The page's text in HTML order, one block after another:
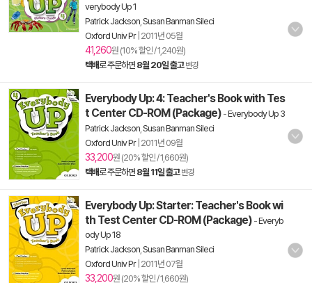
verybody Up 1
Patrick Jackson Susan Banman Sileci
Oxford Univ Pr| 2011년 05월
41,260원 (10% 할인 / 1,240원)
택배로 주문하면 8월 20일 출고 변경
Everybody Up: 4: Teacher's Book with Tes
t Center CD-ROM (Package) -Everybody Up 3
Patrick Jackson Susan Banman Sileci
Oxford Univ Pr| 2011년 09월
33,200원 (20% 할인 / 1,660원)
택배로 주문하면 8월 11일 출고 변경
Everybody Up: Starter: Teacher's Book wi
th Test Center CD-ROM (Package) -Everyb
ody Up 18
Patrick Jackson Susan Banman Sileci
Oxford Univ Pr| 2011년 07월
33,200원 (20% 할인 / 1,660원)